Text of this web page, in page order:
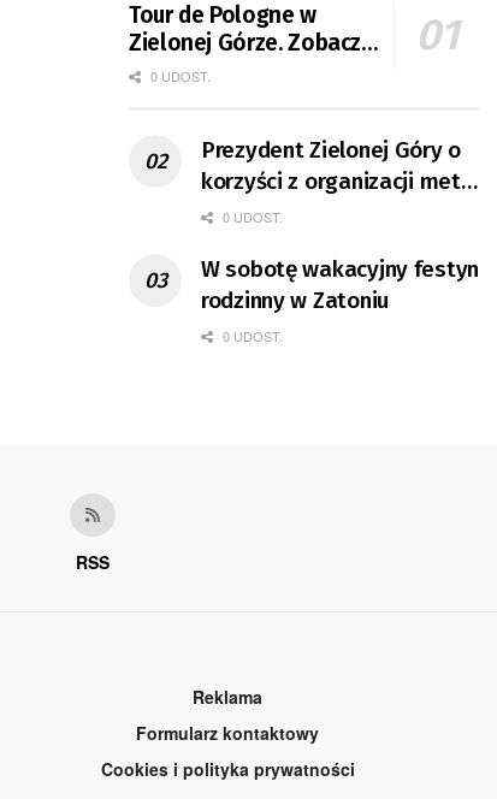
Tour de Pologne w
Zielonej Górze. Zobacz
zmiany w organizacji
0 UDOST.
Prezydent Zielonej Góry o
korzyści z organizacji mety
Tour de Pologne
0 UDOST.
W sobotę wakacyjny festyn
rodzinny w Zatoniu
0 UDOST.
RSS
Reklama
Formularz kontaktowy
Cookies i polityka prywatności